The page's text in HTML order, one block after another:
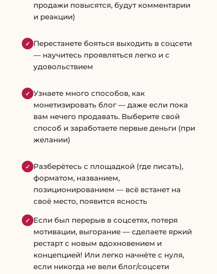
продажи повысятся, будут комментарии
и реакции)
✓ Перестанете бояться выходить в соцсети
— научитесь проявляться легко и с
удовольствием
✓ Узнаете много способов, как
монетизировать блог — даже если пока
вам нечего продавать. Выберите свой
способ и заработаете первые деньги (при
желании)
✓ Разберётесь с площадкой (где писать),
форматом, названием,
позиционированием — всё встанет на
своё место, появится ясность
✓ Если был перерыв в соцсетях, потеря
мотивации, выгорание — сделаете яркий
рестарт с новым вдохновением и
концепцией! Или легко начнёте с нуля,
если никогда не вели блог/соцсети